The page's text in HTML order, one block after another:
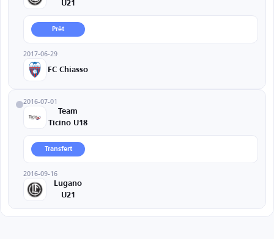
U21
Prêt
2017-06-29
FC Chiasso
2016-07-01
Team
Ticino U18
Transfert
2016-09-16
Lugano
U21